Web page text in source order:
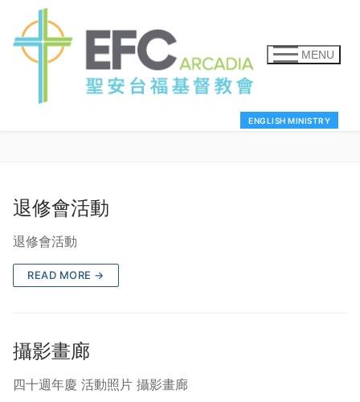
MENU
ENGLISH MINISTRY
退修會活動
退修會活動
READ MORE →
攝影畫廊
四十週年慶 活動照片 攝影畫廊